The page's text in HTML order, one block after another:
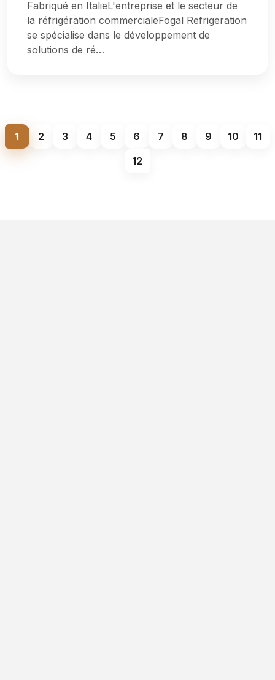
Fabriqué en ItalieL'entreprise et le secteur de
la réfrigération commercialeFogal Refrigeration
se spécialise dans le développement de
solutions de ré…
1 2 3 4 5 6 7 8 9 10
11
12